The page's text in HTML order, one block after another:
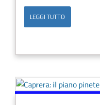
LEGGI TUTTO